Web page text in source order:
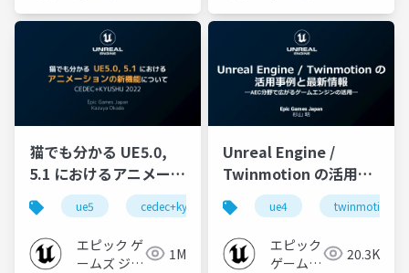
猫でも分かる UE5.0,
5.1 におけるアニメーシ
ョンの新機能について
【CEDEC+KYUSHU
2022】
ue5 cedec+kyushu ue-animation ue-
エピック ゲ
ームズ ジャ
1M
Unreal Engine /
Twinmotion の活用事
例と最新情報 ～AEC分
野で広がるゲームエン
ジンの活用～【Archi
Future 2022】
ue4 twinmotion
エピック
ゲームズ
20.3K